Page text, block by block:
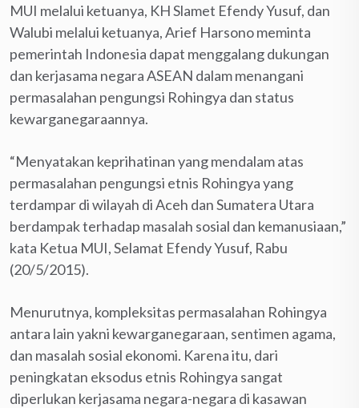
MUI melalui ketuanya, KH Slamet Efendy Yusuf, dan
Walubi melalui ketuanya, Arief Harsono meminta
pemerintah Indonesia dapat menggalang dukungan
dan kerjasama negara ASEAN dalam menangani
permasalahan pengungsi Rohingya dan status
kewarganegaraannya.
“Menyatakan keprihatinan yang mendalam atas
permasalahan pengungsi etnis Rohingya yang
terdampar di wilayah di Aceh dan Sumatera Utara
berdampak terhadap masalah sosial dan kemanusiaan,”
kata Ketua MUI, Selamat Efendy Yusuf, Rabu
(20/5/2015).
Menurutnya, kompleksitas permasalahan Rohingya
antara lain yakni kewarganegaraan, sentimen agama,
dan masalah sosial ekonomi. Karena itu, dari
peningkatan eksodus etnis Rohingya sangat
diperlukan kerjasama negara-negara di kasawan